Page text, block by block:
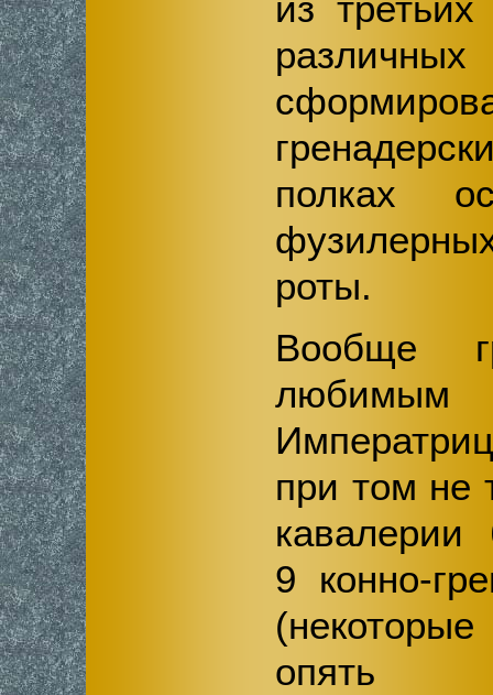
полках
роты.
Вообще
при том не
кавалерии
9 конно-
опять